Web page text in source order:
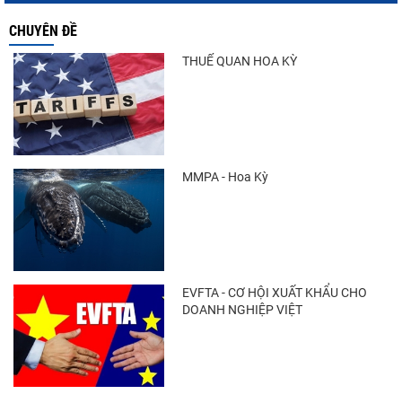
Trung Quốc tăng mạnh nhập khẩu mực,
trong khi nguồn cung...
Điểm tin thủy sản thế giới ngày 3/8/2026
CHUYÊN ĐỀ
THUẾ QUAN HOA KỲ
MMPA - Hoa Kỳ
EVFTA - CƠ HỘI XUẤT KHẨU CHO
DOANH NGHIỆP VIỆT